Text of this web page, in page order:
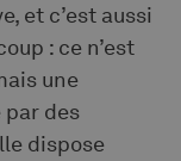
et c’est aussi
: ce n’est
une
des
dispose